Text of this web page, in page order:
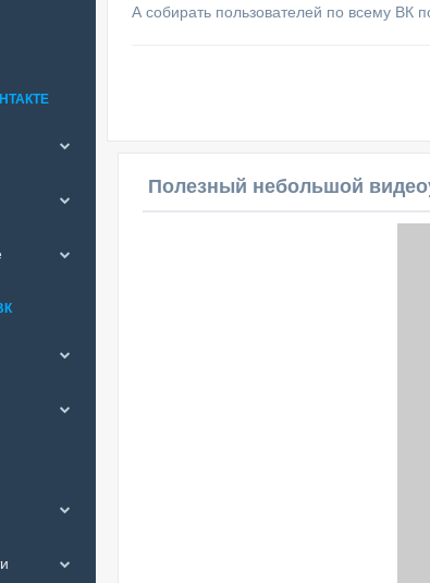
А собирать пользователей по всему ВК
Полезный небольшой